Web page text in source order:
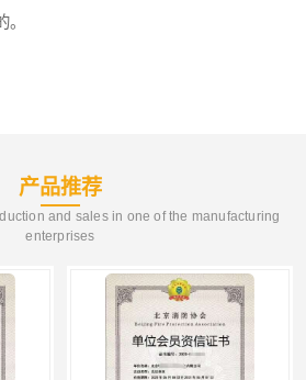
产品推荐
and sales in one of the manufacturing
enterprises